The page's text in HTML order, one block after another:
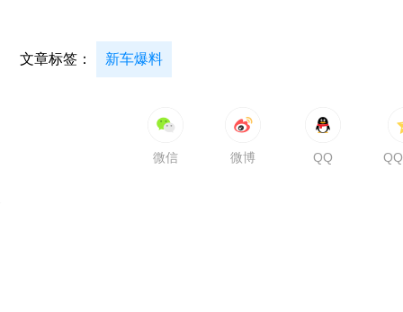
文章标签： 新车爆料
微信 微博 QQ